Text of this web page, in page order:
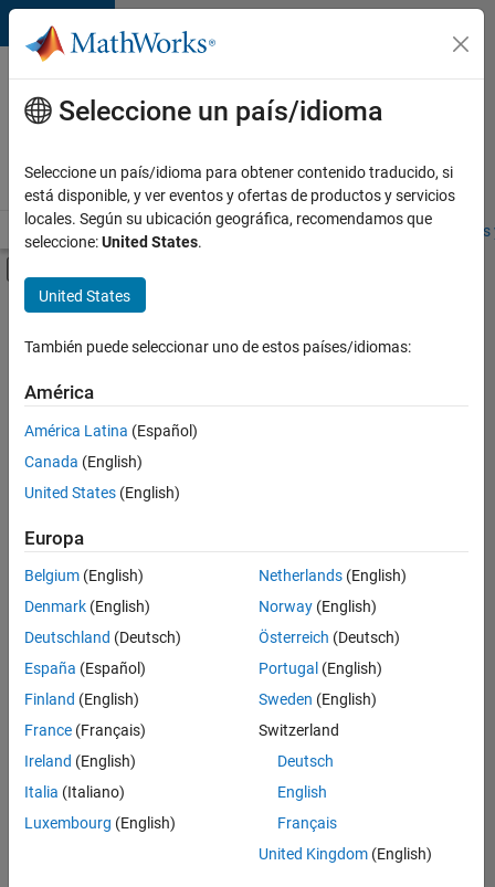
Saltar al contenido
Ofertas
de
empleo
MathWorks
Visión general Búsqueda de empleo Oficinas locales
Contenido principal
FILTRADO POR
Product Marketing
Ordenar por
Guardar
empleos
seleccionados
No se
han
traducido
todos
los
empleos.
Busque
por
ubicación
Seleccione un país/idioma
Seleccione un país/idioma para obtener contenido traducido, si
está disponible, y ver eventos y ofertas de productos y servicios
locales. Según su ubicación geográfica, recomendamos que
seleccione:United States.
United States
También puede seleccionar uno de estos países/idiomas:
América
América Latina (Español)
Canada (English)
United States (English)
Europa
Belgium (English)
Denmark (English)
Deutschland (Deutsch)
España (Español)
Finland (English)
France (Français)
Ireland (English)
Italia (Italiano)
Luxembourg (English)
Netherlands(English)
Norway(English)
Österreich (Deutsch)
Portugal (English)
Sweden (English)
Switzerland
Deutsch
English
Français
United Kingdom(English)